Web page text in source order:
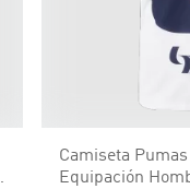
Camiseta
Equipación